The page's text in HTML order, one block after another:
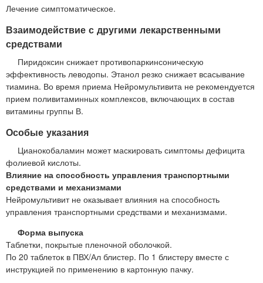
Лечение симптоматическое.
Взаимодействие с другими лекарственными
средствами
Пиридоксин снижает противопаркинсоническую
эффективность леводопы. Этанол резко снижает всасывание
тиамина. Во время приема Нейромультивита не рекомендуется
прием поливитаминных комплексов, включающих в состав
витамины группы В.
Особые указания
Цианокобаламин может маскировать симптомы дефицита
фолиевой кислоты.
Влияние на способность управления транспортными
средствами и механизмами
Нейромультивит не оказывает влияния на способность
управления транспортными средствами и механизмами.
Форма выпуска
Таблетки, покрытые пленочной оболочкой.
По 20 таблеток в ПВХ/Ал блистер. По 1 блистеру вместе с
инструкцией по применению в картонную пачку.